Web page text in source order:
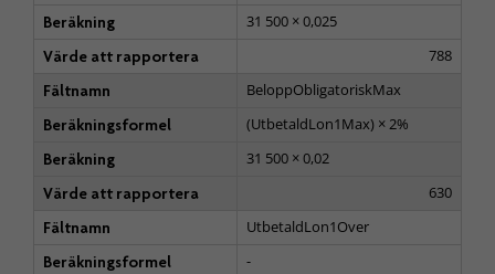
Beräkning
31 500 × 0,025
Värde att rapportera
788
Fältnamn
BeloppObligatoriskMax
Beräkningsformel
(UtbetaldLon1Max) × 2%
Beräkning
31 500 × 0,02
Värde att rapportera
630
Fältnamn
UtbetaldLon1Over
Beräkningsformel
-